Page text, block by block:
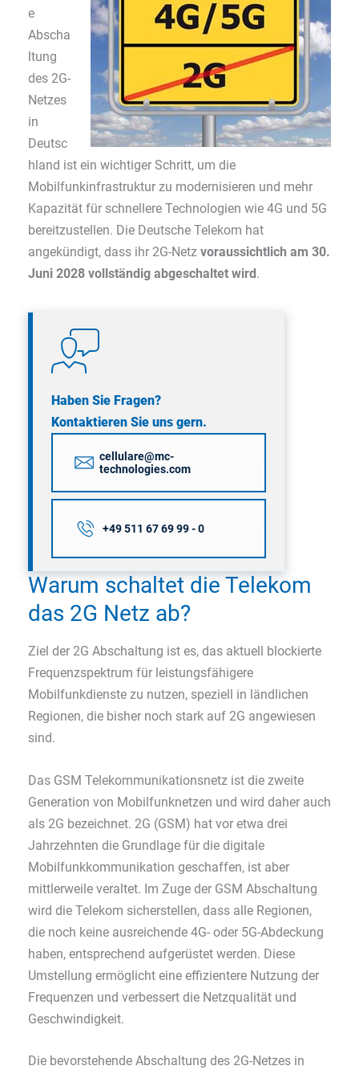
e
Abscha
ltung
des 2G-
Netzes
in
Deutsc
hland ist ein wichtiger Schritt, um die
Mobilfunkinfrastruktur zu modernisieren und mehr
Kapazität für schnellere Technologien wie 4G und 5G
bereitzustellen. Die Deutsche Telekom hat
angekündigt, dass ihr 2G-Netz voraussichtlich am 30.
Juni 2028 vollständig abgeschaltet wird.
Haben Sie Fragen?
Kontaktieren Sie uns gern.
cellulare@mc-
technologies.com
+49 511 67 69 99 - 0
Warum schaltet die Telekom
das 2G Netz ab?
Ziel der 2G Abschaltung ist es, das aktuell blockierte
Frequenzspektrum für leistungsfähigere
Mobilfunkdienste zu nutzen, speziell in ländlichen
Regionen, die bisher noch stark auf 2G angewiesen
sind.
Das GSM Telekommunikationsnetz ist die zweite
Generation von Mobilfunknetzen und wird daher auch
als 2G bezeichnet. 2G (GSM) hat vor etwa drei
Jahrzehnten die Grundlage für die digitale
Mobilfunkkommunikation geschaffen, ist aber
mittlerweile veraltet. Im Zuge der GSM Abschaltung
wird die Telekom sicherstellen, dass alle Regionen,
die noch keine ausreichende 4G- oder 5G-Abdeckung
haben, entsprechend aufgerüstet werden. Diese
Umstellung ermöglicht eine effizientere Nutzung der
Frequenzen und verbessert die Netzqualität und
Geschwindigkeit.
Die bevorstehende Abschaltung des 2G-Netzes in